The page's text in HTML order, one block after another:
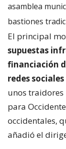
asamblea
bastiones
El principal
supuestas
financiación
redes
unos traidores
para
occidentales,
añadió el